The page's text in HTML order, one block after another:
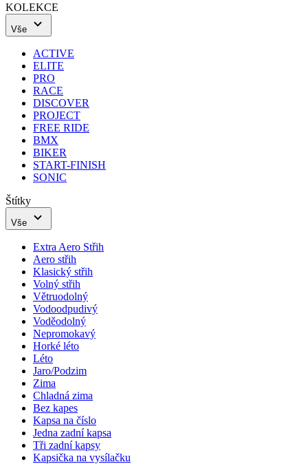
KOLEKCE
Vše
ACTIVE
ELITE
PRO
RACE
DISCOVER
PROJECT
FREE RIDE
BMX
BIKER
START-FINISH
SONIC
Štítky
Vše
Extra Aero Střih
Aero střih
Klasický střih
Volný střih
Větruodolný
Vodoodpudivý
Voděodolný
Nepromokavý
Horké léto
Léto
Jaro/Podzim
Zima
Chladná zima
Bez kapes
Kapsa na číslo
Jedna zadní kapsa
Tři zadní kapsy
Kapsička na vysílačku